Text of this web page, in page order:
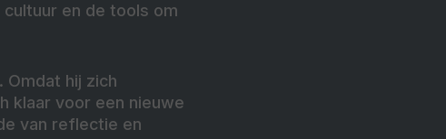
en de tools om
Omdat hij zich
klaar voor een nieuwe
van reflectie en